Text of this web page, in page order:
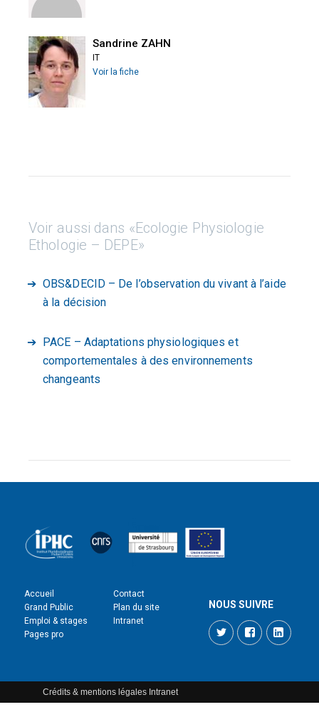
Sandrine ZAHN
IT
Voir la fiche
Voir aussi dans «Ecologie Physiologie
Ethologie – DEPE»
OBS&DECID – De l’observation du vivant à l’aide
à la décision
PACE – Adaptations physiologiques et
comportementales à des environnements
changeants
Accueil
Grand Public
Emploi & stages
Pages pro
Contact
Plan du site
Intranet
NOUS SUIVRE
Twitter Facebook
Crédits & mentions légales Intranet